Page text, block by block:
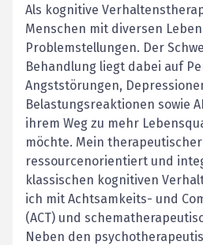
Als kognitive
Menschen mit diversen
Problemstellungen. Der
Behandlung liegt dabei auf
Angststörungen,
Belastungsreaktionen sowie
ihrem Weg zu mehr
möchte. Mein
ressourcenorientiert und
klassischen kognitiven
ich mit Achtsamkeits- und
(ACT) und
Neben den